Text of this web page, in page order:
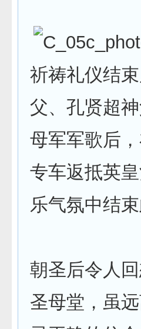
祈祷礼仪结
父、孔贤超
母军军歌后
专车返抵英
乐气氛中结
朝圣后令人
圣母堂，虽